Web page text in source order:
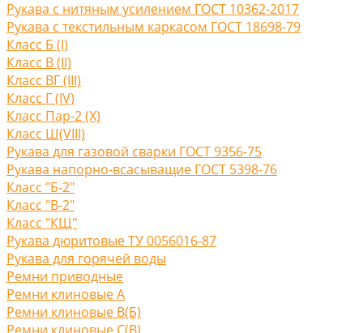
Рукава с нитяным усилением ГОСТ 10362-2017
Рукава с текстильным каркасом ГОСТ 18698-79
Класс Б (I)
Класс В (II)
Класс ВГ (III)
Класс Г (IV)
Класс Пар-2 (X)
Класс Ш(VIII)
Рукава для газовой сварки ГОСТ 9356-75
Рукава напорно-всасыващие ГОСТ 5398-76
Класс "Б-2"
Класс "В-2"
Класс "КЩ"
Рукава дюритовые ТУ 0056016-87
Рукава для горячей воды
Ремни приводные
Ремни клиновые A
Ремни клиновые В(Б)